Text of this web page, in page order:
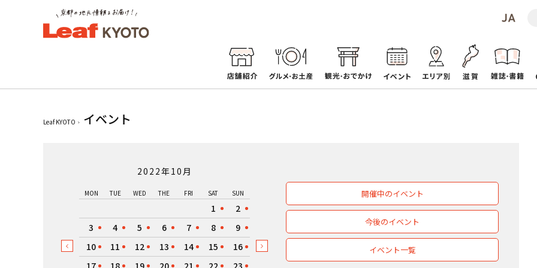
Leaf KYOTO イベント
2022年10月
MON TUE WED THE FRI SAT SUN
1
2
3
4 5 6 7 8
9
10
11 12 13 14 15
16
17
18 19 20 21 22 23
開催中のイベント
今後のイベント
イベント一覧